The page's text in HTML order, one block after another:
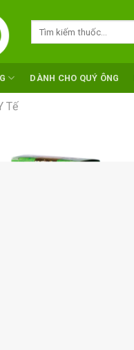
DÀNH CHO QUÝ ÔNG
Tế